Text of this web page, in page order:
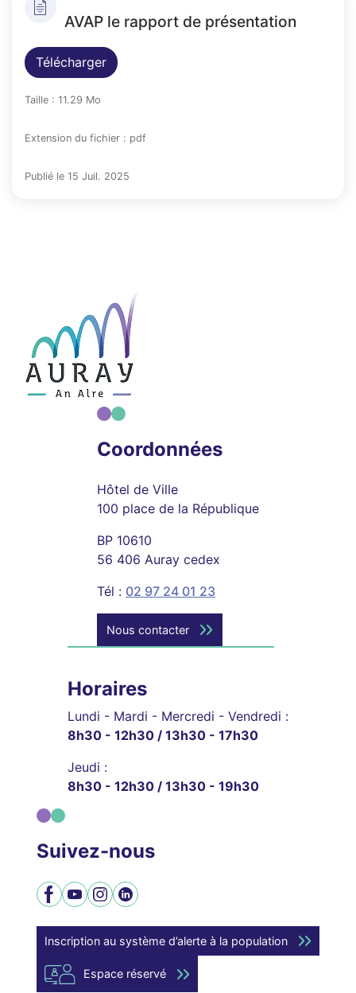
AVAP le rapport de présentation
Télécharger
Taille : 11.29 Mo
Extension du fichier : pdf
Publié le 15 Juil. 2025
Coordonnées
Hôtel de Ville
100 place de la République
BP 10610
56 406 Auray cedex
Tél : 02 97 24 01 23
Nous contacter
Horaires
Lundi - Mardi - Mercredi - Vendredi :
8h30 - 12h30 / 13h30 - 17h30
Jeudi :
8h30 - 12h30 / 13h30 - 19h30
Suivez-nous
Facebook
YouTubeInstagram
LinkedIn
Inscription au système d’alerte à la population
Espace réservé